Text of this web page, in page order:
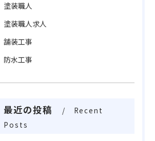
塗装職人
塗装職人求人
舗装工事
防水工事
最近の投稿
Recent
Posts